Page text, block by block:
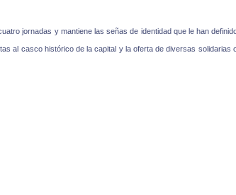
jornadas y mantiene las señas de identidad que le han
al casco histórico de la capital y la oferta de diversas